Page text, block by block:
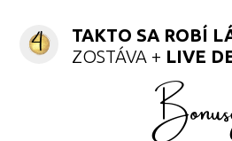
TAKTO SA ROBÍ
ZOSTÁVA + LIVE